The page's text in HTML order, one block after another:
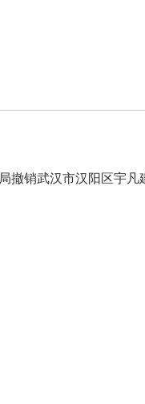
撤销武汉市汉阳区宇